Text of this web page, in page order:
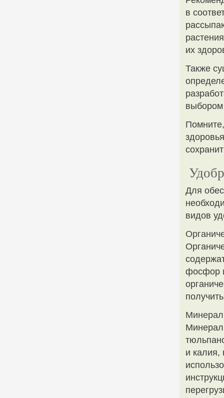
в
их
Также
выбором
Для
видов
фосфор
и калия,